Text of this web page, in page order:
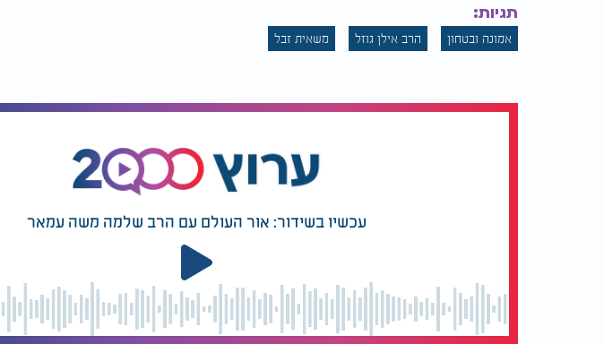
תגיות:
אמונה ובטחון הרב אילן גוזל משאית זבל
עכשיו בשידור: אור העולם עם הרב שלמה משה עמאר